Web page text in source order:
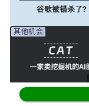
其他机会
MSFT | 财报跟踪